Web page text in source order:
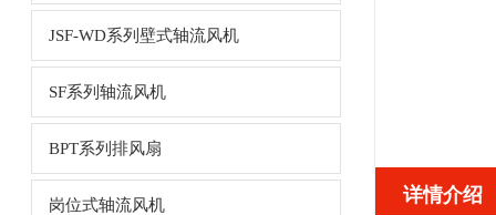
JSF-WD系列壁式轴流风机
SF系列轴流风机
BPT系列排风扇
岗位式轴流风机 详情介绍